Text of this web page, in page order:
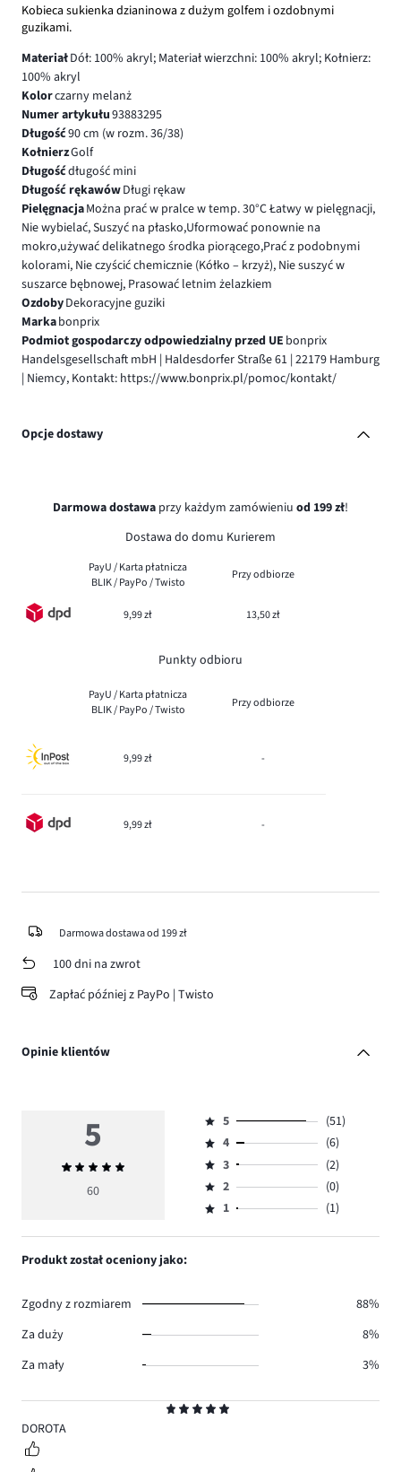
Kobieca sukienka dzianinowa z dużym golfem i ozdobnymi
guzikami.
MateriałDół: 100% akryl; Materiał wierzchni: 100% akryl; Kołnierz:
100% akryl
Kolorczarny melanż
Numer artykułu93883295
Długość90 cm (w rozm. 36/38)
KołnierzGolf
Długośćdługość mini
Długość rękawówDługi rękaw
PielęgnacjaMożna prać w pralce w temp. 30°C Łatwy w pielęgnacji,
Nie wybielać, Suszyć na płasko,Uformować ponownie na
mokro,używać delikatnego środka piorącego,Prać z podobnymi
kolorami, Nie czyścić chemicznie (Kółko – krzyż), Nie suszyć w
suszarce bębnowej, Prasować letnim żelazkiem
OzdobyDekoracyjne guziki
Markabonprix
Podmiot gospodarczy odpowiedzialny przed UE bonprix
Handelsgesellschaft mbH | Haldesdorfer Straße 61 | 22179 Hamburg
| Niemcy, Kontakt: https://www.bonprix.pl/pomoc/kontakt/
Opcje dostawy
Darmowa dostawa przy każdym zamówieniu od 199 zł!
Dostawa do domu Kurierem
PayU / Karta płatnicza
BLIK / PayPo / Twisto
Przy odbiorze
9,99 zł 13,50 zł
Punkty odbioru
PayU / Karta płatnicza
BLIK / PayPo / Twisto
Przy odbiorze
9,99 zł -
9,99 zł -
Darmowa dostawa od 199 zł
100 dni na zwrot
Zapłać później z PayPo | Twisto
Opinie klientów
5
DOROTA
5
Średnia
ocena
60
Ocena
5,
ilość
głosów
51.
5
(51)
Ocena
4,
ilość
głosów
4
(6)
Ocena
3,
ilość
3
(2)
Ocena
2,
2
(0)
Ocena
1,
1 (1)
Produkt został oceniony jako:
Zgodny z rozmiarem
88%
Za duży
8%
Za mały
3%